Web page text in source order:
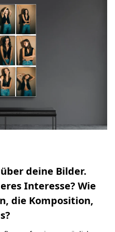
deine Bilder.
Interesse? Wie
die Komposition,